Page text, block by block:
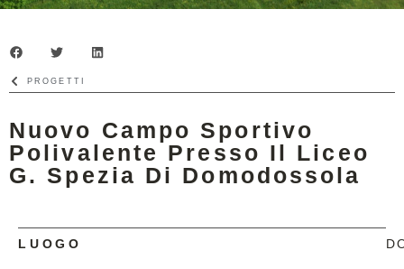
PROGETTI
Nuovo Campo Sportivo
Polivalente Presso Il Liceo
G. Spezia Di Domodossola
LUOGO